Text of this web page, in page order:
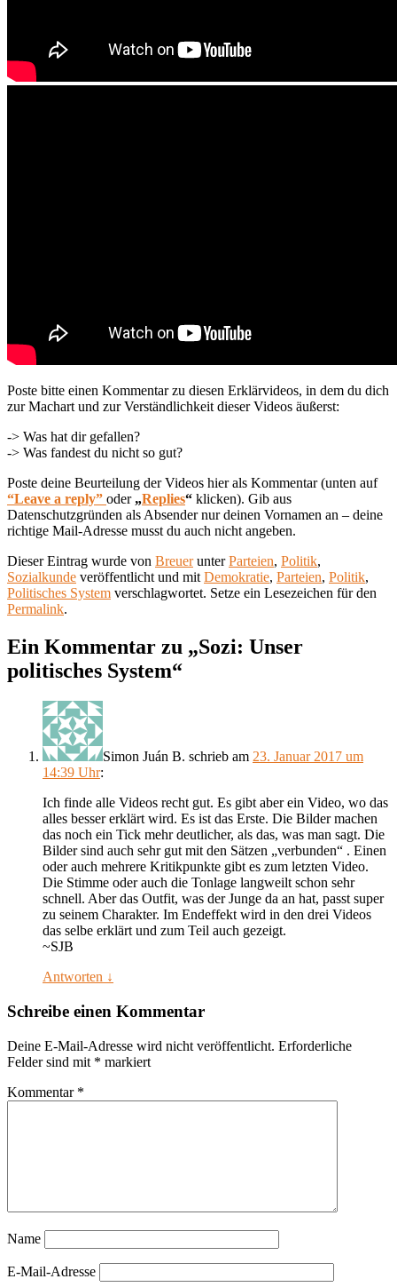
Poste bitte einen Kommentar zu diesen Erklärvideos, in dem du dich
zur Machart und zur Verständlichkeit dieser Videos äußerst:
-> Was hat dir gefallen?
-> Was fandest du nicht so gut?
Poste deine Beurteilung der Videos hier als Kommentar (unten auf
“Leave a reply” oder„Replies“ klicken). Gib aus
Datenschutzgründen als Absender nur deinen Vornamen an – deine
richtige Mail-Adresse musst du auch nicht angeben.
Dieser Eintrag wurde von BreuerunterParteien, Politik,
Sozialkunde veröffentlicht und mitDemokratie, Parteien, Politik,
Politisches System verschlagwortet. Setze ein Lesezeichen für den
Permalink.
Ein Kommentar zu „Sozi: Unser
politisches System“
Simon Juán B. schrieb am 23. Januar 2017 um
14:39 Uhr:
Ich finde alle Videos recht gut. Es gibt aber ein Video, wo das
alles besser erklärt wird. Es ist das Erste. Die Bilder machen
das noch ein Tick mehr deutlicher, als das, was man sagt. Die
Bilder sind auch sehr gut mit den Sätzen „verbunden“ . Einen
oder auch mehrere Kritikpunkte gibt es zum letzten Video.
Die Stimme oder auch die Tonlage langweilt schon sehr
schnell. Aber das Outfit, was der Junge da an hat, passt super
zu seinem Charakter. Im Endeffekt wird in den drei Videos
das selbe erklärt und zum Teil auch gezeigt.
~SJB
Antworten ↓
Schreibe einen Kommentar
Deine E-Mail-Adresse wird nicht veröffentlicht. Erforderliche
Felder sind mit * markiert
Kommentar *
Name
E-Mail-Adresse